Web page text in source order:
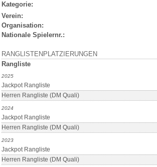
Kategorie:
Verein:
Organisation:
Nationale Spielernr.:
RANGLISTENPLATZIERUNGEN
Rangliste
2025
Jackpot Rangliste
Herren Rangliste (DM Quali)
2024
Jackpot Rangliste
Herren Rangliste (DM Quali)
2023
Jackpot Rangliste
Herren Rangliste (DM Quali)